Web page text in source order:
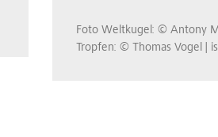
Foto Weltkugel: © Antony
Tropfen: © Thomas Vogel |